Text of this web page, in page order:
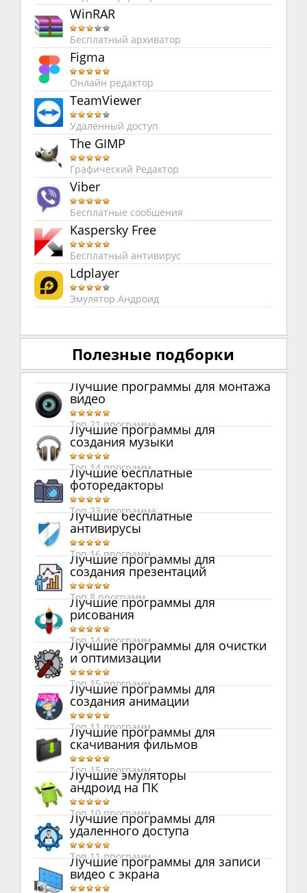
WinRAR
Бесплатный архиватор
Figma
Онлайн редактор
TeamViewer
Удалённый доступ
The GIMP
Графический Редактор
Viber
Бесплатные сообшения
Kaspersky Free
Бесплатный антивирус
Ldplayer
Эмулятор Андроид
Полезные подборки
Лучшие программы для монтажа
видео
Топ 21 программа
Лучшие программы для
создания музыки
Топ 14 программ
Лучшие бесплатные
фоторедакторы
Топ 23 программа
Лучшие бесплатные
антивирусы
Топ 16 программ
Лучшие программы для
создания презентаций
Топ 8 программ
Лучшие программы для
рисования
Топ 14 программ
Лучшие программы для очистки
и оптимизации
Топ 15 программ
Лучшие программы для
создания анимации
Топ 11 программ
Лучшие программы для
скачивания фильмов
Топ 15 программ
Лучшие эмуляторы
андроид на ПК
Топ 10 программ
Лучшие программы для
удаленного доступа
Топ 11 программ
Лучшие программы для записи
видео с экрана